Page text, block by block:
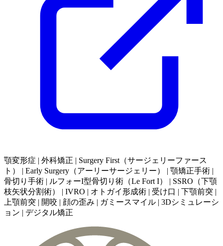
顎変形症 | 外科矯正 | Surgery First（サージェリーファース
ト） | Early Surgery（アーリーサージェリー） | 顎矯正手術 |
骨切り手術 | ルフォーI型骨切り術（Le Fort I） | SSRO（下顎
枝矢状分割術） | IVRO | オトガイ形成術 | 受け口 | 下顎前突 |
上顎前突 | 開咬 | 顔の歪み | ガミースマイル | 3Dシミュレーシ
ョン | デジタル矯正